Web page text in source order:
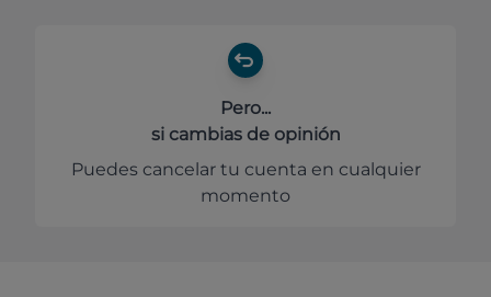
Pero...
si cambias de opinión
Puedes cancelar tu cuenta en cualquier
momento